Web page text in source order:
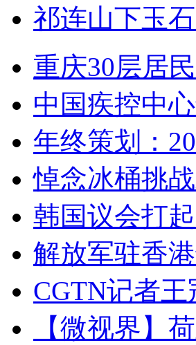
祁连山下玉
重庆30层居
中国疾控中
年终策划：
悼念冰桶挑
韩国议会打
解放军驻香
CGTN记者
【微视界】